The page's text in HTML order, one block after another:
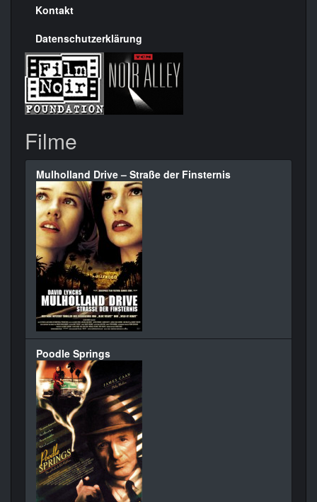
Kontakt
Datenschutzerklärung
Filme
Mulholland Drive – Straße der Finsternis
Poodle Springs